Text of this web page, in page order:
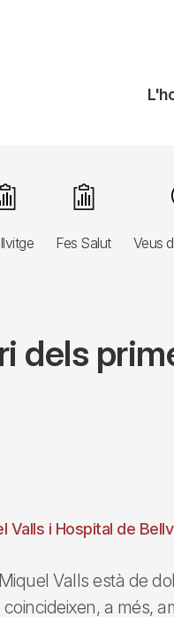
Fes Salut
Image
Veus
dels
Valls i Hospital de
Valls està de
a més,